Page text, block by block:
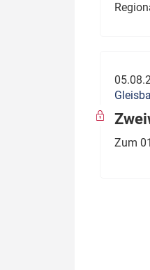
Zum